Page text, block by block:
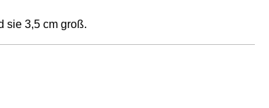
sie 3,5 cm groß.